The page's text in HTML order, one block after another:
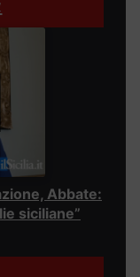
Abbate:
siciliane”